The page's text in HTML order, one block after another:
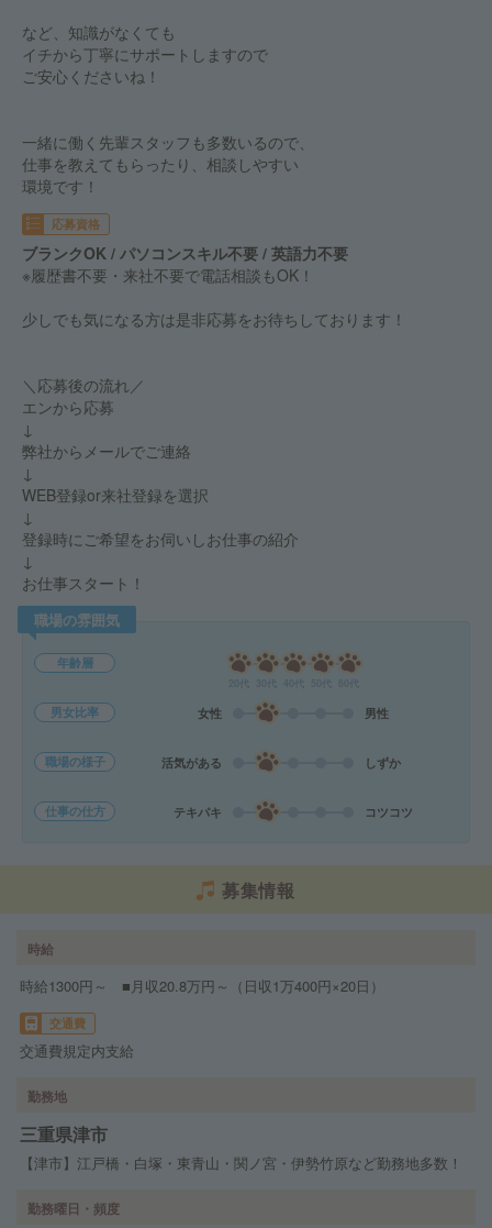
など、知識がなくても
イチから丁寧にサポートしますので
ご安心くださいね！
一緒に働く先輩スタッフも多数いるので、
仕事を教えてもらったり、相談しやすい
環境です！
応募資格
ブランクOK / パソコンスキル不要 / 英語力不要
※履歴書不要・来社不要で電話相談もOK！
少しでも気になる方は是非応募をお待ちしております！
＼応募後の流れ／
エンから応募
↓
弊社からメールでご連絡
↓
WEB登録or来社登録を選択
↓
登録時にご希望をお伺いしお仕事の紹介
↓
お仕事スタート！
職場の雰囲気
年齢層
男女比率 女性 男性
職場の様子 活気がある しずか
仕事の仕方 テキパキ コツコツ
募集情報
時給
時給1300円～ ■月収20.8万円～（日収1万400円×20日）
交通費
交通費規定内支給
勤務地
三重県津市
【津市】江戸橋・白塚・東青山・関ノ宮・伊勢竹原など勤務地多数！
勤務曜日・頻度